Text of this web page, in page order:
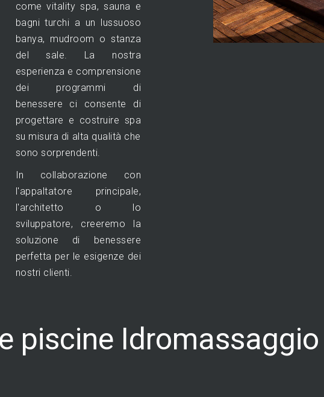
come vitality spa, sauna e
bagni turchi a un lussuoso
banya, mudroom o stanza
del sale. La nostra
esperienza e comprensione
dei programmi di
benessere ci consente di
progettare e costruire spa
su misura di alta qualità che
sono sorprendenti.
In collaborazione con
l'appaltatore principale,
l'architetto o lo
sviluppatore, creeremo la
soluzione di benessere
perfetta per le esigenze dei
nostri clienti.
piscine